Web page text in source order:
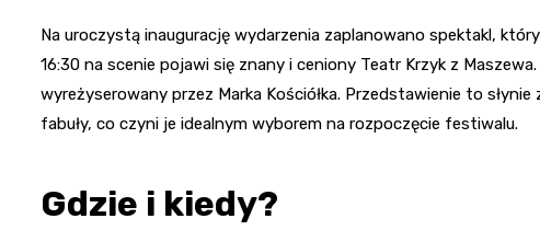
Na uroczystą inaugurację wydarzenia zaplanowano spektakl,
16:30 na scenie pojawi się znany i ceniony Teatr Krzyk z
wyreżyserowany przez Marka Kościółka. Przedstawienie to
fabuły, co czyni je idealnym wyborem na rozpoczęcie festiwalu.
Gdzie i kiedy?